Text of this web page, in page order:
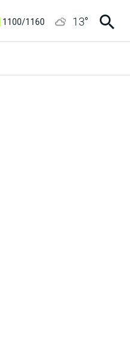
1100/1160
13°